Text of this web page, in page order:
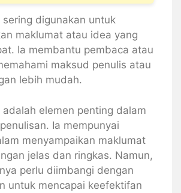
digunakan untuk
maklumat atau idea yang
Ia membantu pembaca atau
maksud penulis atau
lebih mudah.
elemen penting dalam
Ia mempunyai
menyampaikan maklumat
jelas dan ringkas. Namun,
perlu diimbangi dengan
untuk mencapai keefektifan